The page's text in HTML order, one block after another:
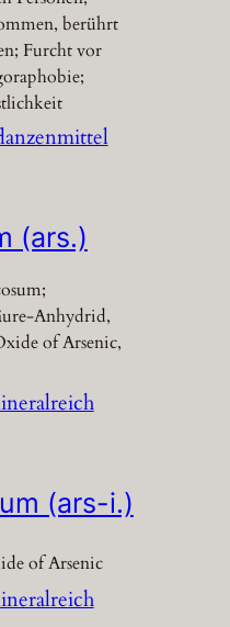
berührt
Furcht vor
(ars.)
Anhydrid,
of Arsenic,
(ars-i.)
of Arsenic